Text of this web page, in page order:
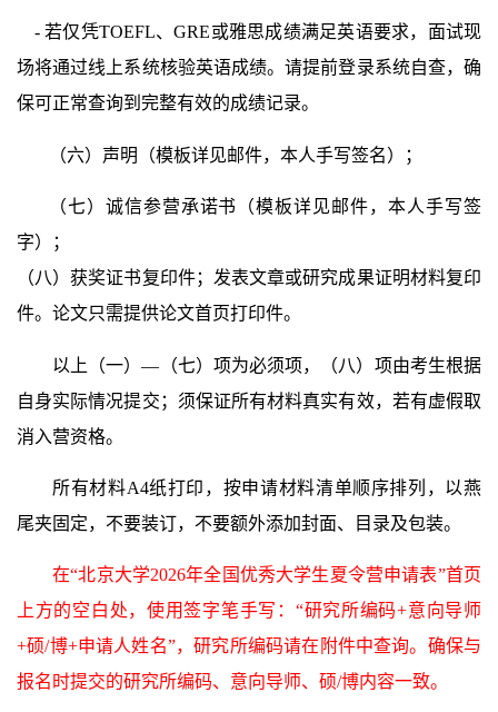
-若仅凭TOEFL、GRE或雅思成绩满足英语要求，面试现
场将通过线上系统核验英语成绩。请提前登录系统自查，确
保可正常查询到完整有效的成绩记录。
（六）声明（模板详见邮件，本人手写签名）；
（七）诚信参营承诺书
（模板详见邮件，本人手写签
字）；
（八）获奖证书复印件；发表文章或研究成果证明材料复印
件。论文只需提供论文首页打印件。
以上（一）—（七）项为必须项，（八）项由考生根据
自身实际情况提交；须保证所有材料真实有效，若有虚假取
消入营资格。
所有材料A4纸打印，按申请材料清单顺序排列，以燕
尾夹固定，不要装订，不要额外添加封面、目录及包装。
在“北京大学2026年全国优秀大学生夏令营申请表”首页
上方的空白处，使用签字笔手写：“研究所编码+意向导师
+硕/博+申请人姓名”，研究所编码请在附件中查询。确保与
报名时提交的研究所编码、意向导师、硕/博内容一致。